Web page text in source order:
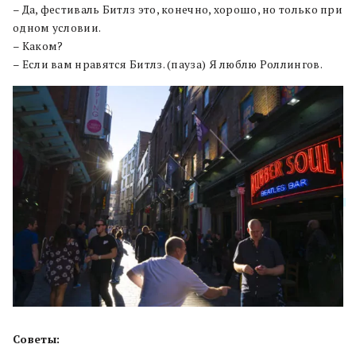
– Да, фестиваль Битлз это, конечно, хорошо, но только при
одном условии.
– Каком?
– Если вам нравятся Битлз. (пауза) Я люблю Роллингов.
Советы: